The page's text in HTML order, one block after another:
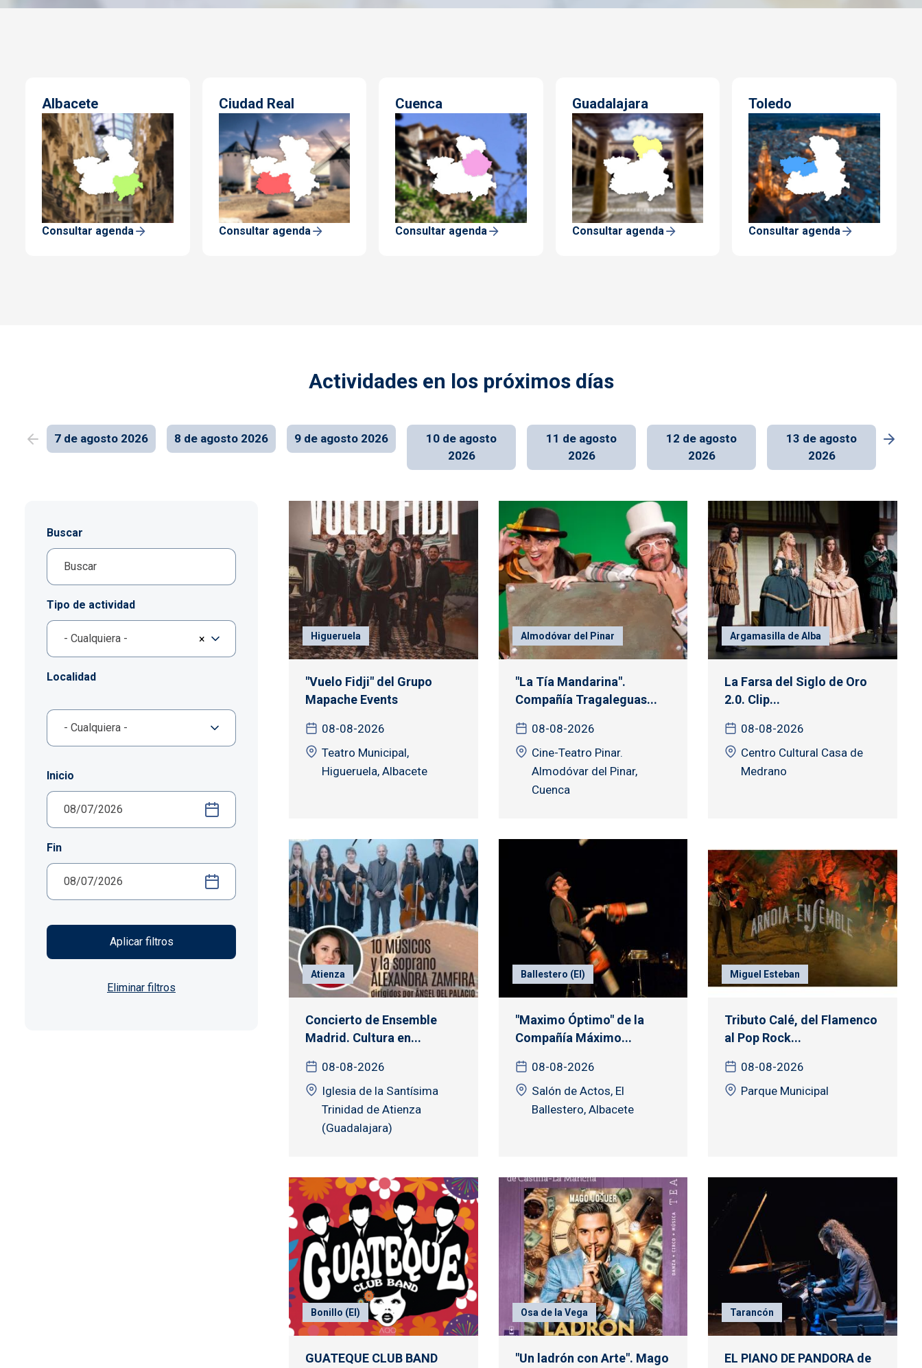
Albacete
Consultar agenda
Ciudad Real
Consultar agenda
Cuenca
Consultar agenda
Guadalajara
Consultar agenda
Toledo
Consultar agenda
Actividades en los próximos días
7 de agosto 2026 8 de agosto 2026 9 de agosto 2026
10 de agosto
2026
11 de agosto
2026
12 de agosto
2026
13 de agosto
2026
Buscar
Tipo de actividad
×
- Cualquiera -
Localidad
Inicio
Fin
Higueruela
"Vuelo Fidji" del Grupo
Mapache Events
08-08-2026
Teatro Municipal,
Higueruela, Albacete
Almodóvar del Pinar
"La Tía Mandarina".
Compañía Tragaleguas...
08-08-2026
Cine-Teatro Pinar.
Almodóvar del Pinar,
Cuenca
Argamasilla de Alba
La Farsa del Siglo de Oro
2.0. Clip...
08-08-2026
Centro Cultural Casa de
Medrano
Atienza
Concierto de Ensemble
Madrid. Cultura en...
08-08-2026
Iglesia de la Santísima
Trinidad de Atienza
(Guadalajara)
Ballestero (El)
"Maximo Óptimo" de la
Compañía Máximo...
08-08-2026
Salón de Actos, El
Ballestero, Albacete
Miguel Esteban
Tributo Calé, del Flamenco
al Pop Rock...
08-08-2026
Parque Municipal
Bonillo (El)
GUATEQUE CLUB BAND
Osa de la Vega
"Un ladrón con Arte". Mago
Tarancón
EL PIANO DE PANDORA de